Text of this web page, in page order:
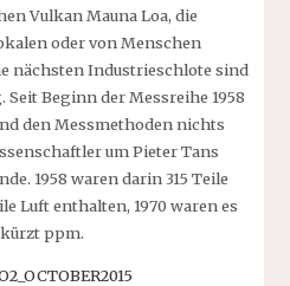
Vulkan Mauna Loa, die
oder von Menschen
nächsten Industrieschlote sind
Beginn der Messreihe 1958
den Messmethoden nichts
um Pieter Tans
1958 waren darin 315 Teile
Luft enthalten, 1970 waren es
ppm.